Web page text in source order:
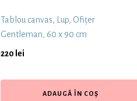
Tablou canvas, Lup, Ofițer
Gentleman, 60 x 90 cm
220 lei
ADAUGĂ ÎN COȘ